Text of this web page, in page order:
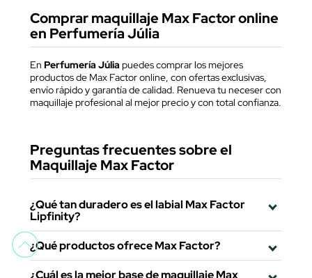
Comprar maquillaje Max Factor online
en Perfumería Júlia
En Perfumería Júlia puedes comprar los mejores
productos de Max Factor online, con ofertas exclusivas,
envío rápido y garantía de calidad. Renueva tu neceser con
maquillaje profesional al mejor precio y con total confianza.
Preguntas frecuentes sobre el
Maquillaje Max Factor
¿Qué tan duradero es el labial Max Factor
Lipfinity?
¿Qué productos ofrece Max Factor?
¿Cuál es la mejor base de maquillaje Max